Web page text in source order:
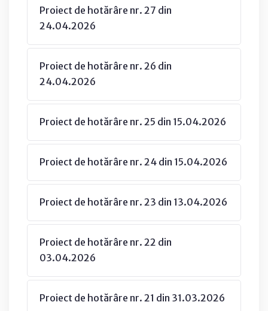
Proiect de hotărâre nr. 27 din
24.04.2026
Proiect de hotărâre nr. 26 din
24.04.2026
Proiect de hotărâre nr. 25 din 15.04.2026
Proiect de hotărâre nr. 24 din 15.04.2026
Proiect de hotărâre nr. 23 din 13.04.2026
Proiect de hotărâre nr. 22 din
03.04.2026
Proiect de hotărâre nr. 21 din 31.03.2026